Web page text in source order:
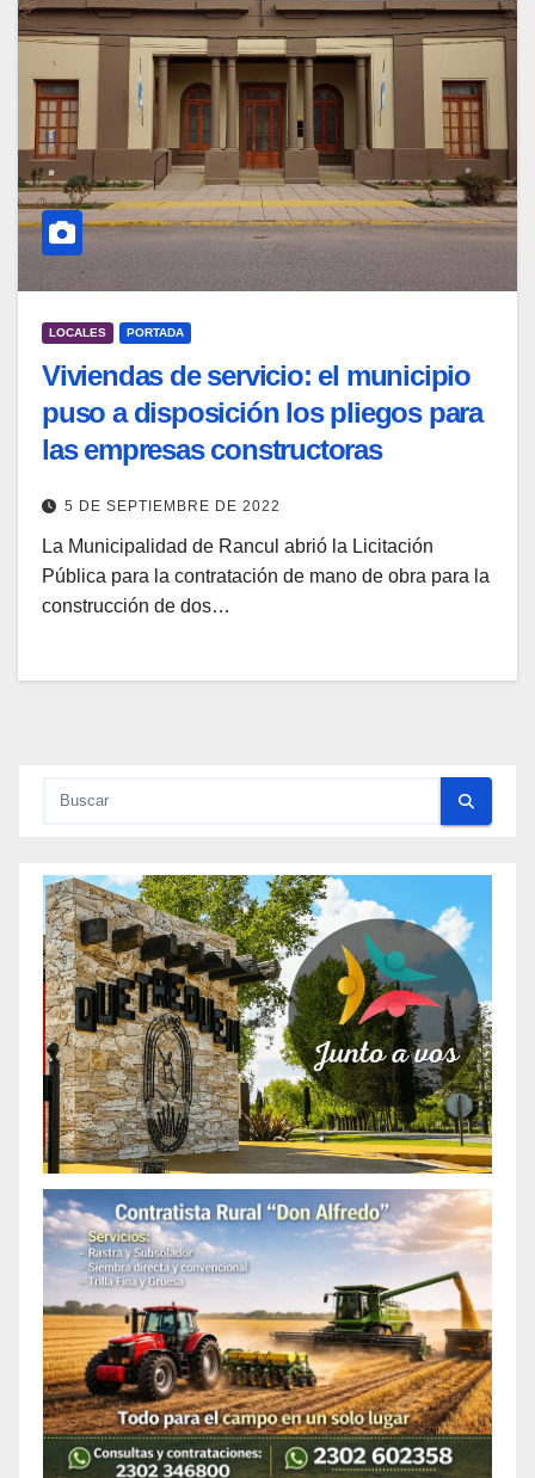
LOCALES PORTADA
Viviendas de servicio: el municipio
puso a disposición los pliegos para
las empresas constructoras
5 DE SEPTIEMBRE DE 2022
La Municipalidad de Rancul abrió la Licitación
Pública para la contratación de mano de obra para la
construcción de dos…